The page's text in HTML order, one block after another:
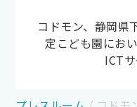
コドモン、静岡県
定こども園にお
ICTサ